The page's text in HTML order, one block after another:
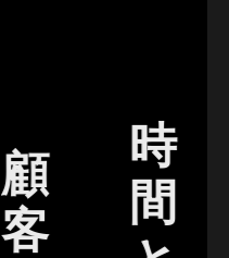
顧
客
時
間